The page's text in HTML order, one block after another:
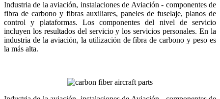
Industria de la aviación, instalaciones de Aviación - componentes de
fibra de carbono y fibras auxiliares, paneles de fuselaje, planos de
control y plataformas. Los componentes del nivel de servicio
incluyen los resultados del servicio y los servicios personales. En la
industria de la aviación, la utilización de fibra de carbono y peso es
la más alta.